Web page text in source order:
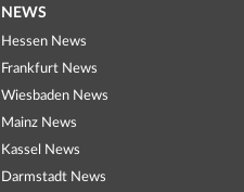
NEWS
Hessen News
Frankfurt News
Wiesbaden News
Mainz News
Kassel News
Darmstadt News